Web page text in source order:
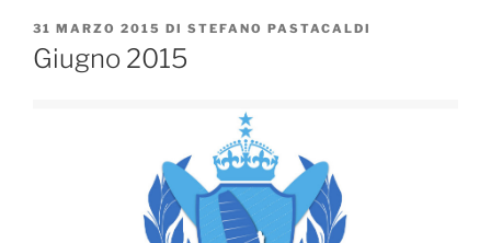
PUBBLICATO
IL
31 MARZO 2015 DI STEFANO PASTACALDI
Giugno 2015